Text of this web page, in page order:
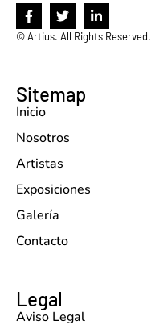
©Artius. All Rights Reserved.
Sitemap
Inicio
Nosotros
Artistas
Exposiciones
Galería
Contacto
Legal
Aviso Legal